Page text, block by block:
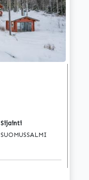
Sijainti
SUOMUSSALMI